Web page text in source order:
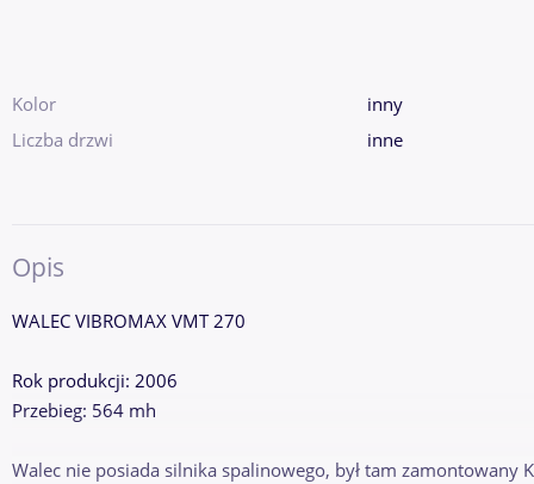
Kolor
inny
Liczba drzwi
inne
Opis
WALEC VIBROMAX VMT 270
Rok produkcji: 2006
Przebieg: 564 mh
Walec nie posiada silnika spalinowego, był tam zamontowany